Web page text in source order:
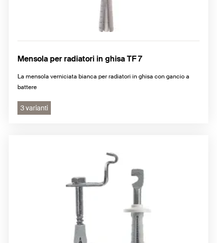
Mensola per radiatori in ghisa TF 7
La mensola verniciata bianca per radiatori in ghisa con gancio a
battere
3 varianti